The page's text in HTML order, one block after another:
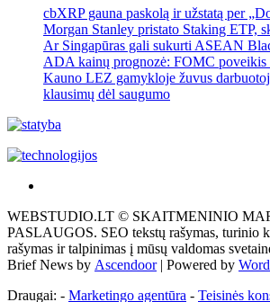
cbXRP gauna paskolą ir užstatą per
Morgan Stanley pristato Staking ETP,
Ar Singapūras gali sukurti ASEAN
ADA kainų prognozė: FOMC poveikis
Kauno LEZ gamykloje žuvus
klausimų dėl saugumo
tai
žemės
ploto
matavimo
Pagrindinis
WEBSTUDIO.LT © SKAITMENINIO
PASLAUGOS. SEO tekstų rašymas, turinio
rašymas ir talpinimas į mūsų valdomas
Brief News by Ascendoor| Powered by
Draugai: - Marketingo agentūra - Teisinės